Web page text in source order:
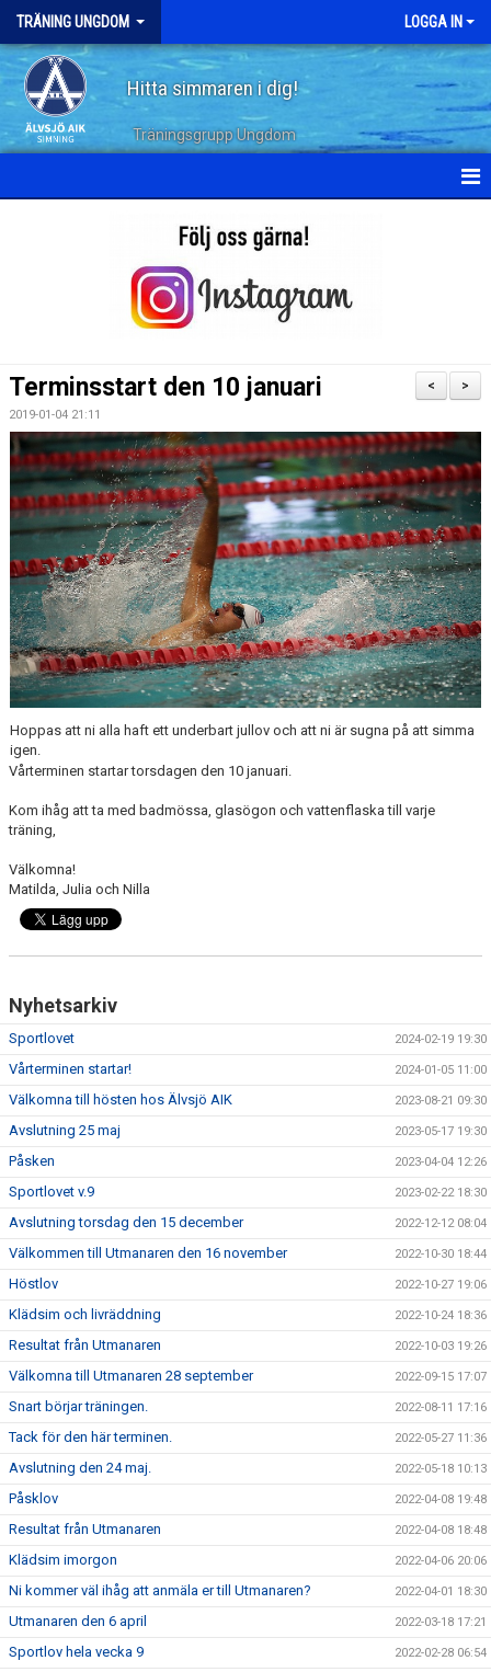
TRÄNING UNGDOM LOGGA IN
Hitta simmaren i dig!
Träningsgrupp Ungdom
TERMINSPLANERING
BILDGALLERI
ARKIV
>
<
Terminsstart den 10 januari
2019-01-04 21:11
Hoppas att ni alla haft ett underbart jullov och att ni är sugna på att simma
igen.
Vårterminen startar torsdagen den 10 januari.
Kom ihåg att ta med badmössa, glasögon och vattenflaska till varje
träning,
Välkomna!
Matilda, Julia och Nilla
Nyhetsarkiv
Sportlovet 2024-02-19 19:30
Vårterminen startar! 2024-01-05 11:00
Välkomna till hösten hos Älvsjö AIK 2023-08-21 09:30
Avslutning 25 maj 2023-05-17 19:30
Påsken 2023-04-04 12:26
Sportlovet v.9 2023-02-22 18:30
Avslutning torsdag den 15 december 2022-12-12 08:04
Välkommen till Utmanaren den 16 november 2022-10-30 18:44
Höstlov 2022-10-27 19:06
Klädsim och livräddning 2022-10-24 18:36
Resultat från Utmanaren 2022-10-03 19:26
Välkomna till Utmanaren 28 september 2022-09-15 17:07
Snart börjar träningen. 2022-08-11 17:16
Tack för den här terminen. 2022-05-27 11:36
Avslutning den 24 maj. 2022-05-18 10:13
Påsklov 2022-04-08 19:48
Resultat från Utmanaren 2022-04-08 18:48
Klädsim imorgon 2022-04-06 20:06
Ni kommer väl ihåg att anmäla er till Utmanaren? 2022-04-01 18:30
Utmanaren den 6 april 2022-03-18 17:21
Sportlov hela vecka 9 2022-02-28 06:54